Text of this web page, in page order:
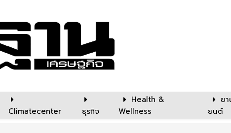
Climatecenter ธุรกิจ
Health &
Wellness
ย
ยนต์